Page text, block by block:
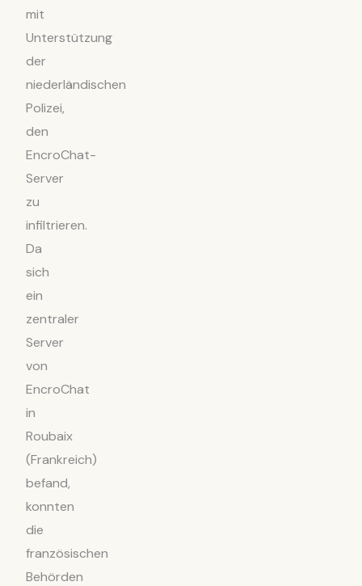
mit
Unterstützung
der
niederländischen
Polizei,
den
EncroChat-
Server
zu
infiltrieren.
Da
sich
ein
zentraler
Server
von
EncroChat
in
Roubaix
(Frankreich)
befand,
konnten
die
französischen
Behörden